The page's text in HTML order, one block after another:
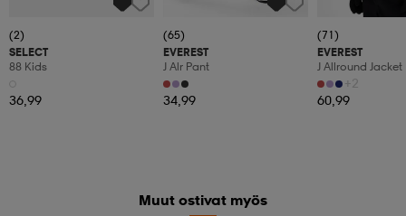
(2)
SELECT
88 Kids
36,99
(65)
EVEREST
J Alr Pant
34,99
(71)
EVEREST
J Allround Jacket
+2
60,99
Muut ostivat myös